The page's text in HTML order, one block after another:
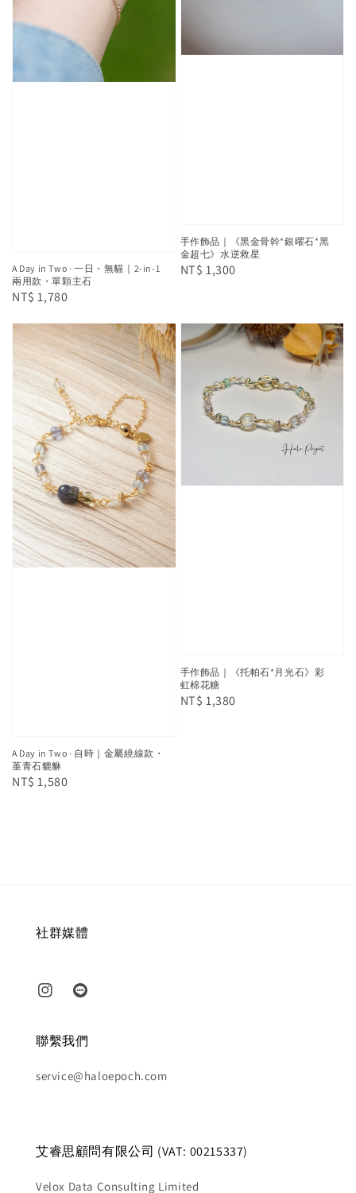
A Day in Two · 一日・無貓｜2-in-1
兩用款・單顆主石
Regular
NT$ 1,780
手作飾品｜《黑金骨幹*銀曜石*黑
金超七》水逆救星
Regular
NT$ 1,300
A Day in Two · 自時｜金屬繞線款・
堇青石貔貅
Regular
NT$ 1,580
手作飾品｜《托帕石*月光石》彩
虹棉花糖
Regular
NT$ 1,380
社群媒體
聯繫我們
service@haloepoch.com
艾睿思顧問有限公司 (VAT: 00215337)
Velox Data Consulting Limited